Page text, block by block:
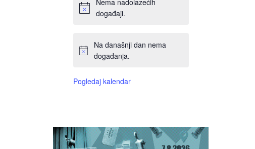
Nema nadolazećih
događaji.
Na današnji dan nema
događanja.
Pogledaj kalendar